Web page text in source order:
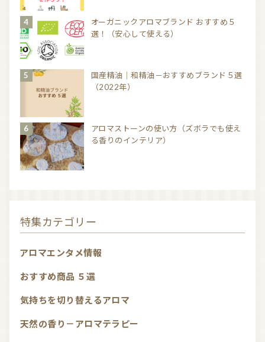
オーガニックアロマブランド おすすめ５
選！（安心して使える）
国産精油｜和精油－おすすめブランド５選
（2022年）
アロマストーンの使い方（ズボラでも使え
る香りのインテリア）
特集カテゴリー
アロマエンタメ情報
おすすめ商品 ５選
気持ちを切り替えるアロマ
天然の香り－アロマテラピー